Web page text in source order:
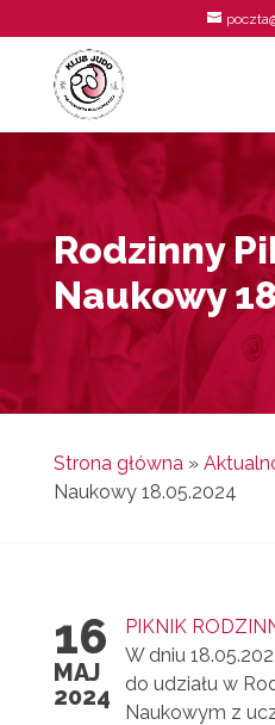
Rodzinny
Naukowy
Strona główna»
Naukowy 18.05.2024
16
MAJ
2024
PIKNIK
W dniu
do udziału w
Naukowym z